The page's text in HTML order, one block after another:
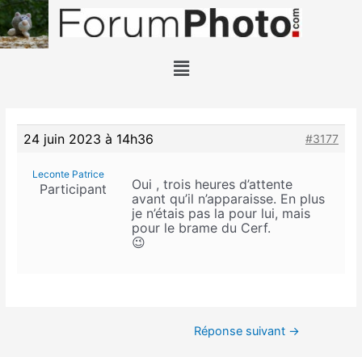
24 juin 2023 à 14h36 #3177
Leconte Patrice
Participant
Oui , trois heures d’attente
avant qu’il n’apparaisse. En plus
je n’étais pas la pour lui, mais
pour le brame du Cerf.
😉
Réponse suivant →